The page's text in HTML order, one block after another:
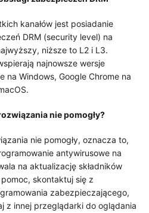
kanałów jest posiadanie
DRM (security level) na
niższe to L2 i L3.
najnowsze wersje
na Windows, Google Chrome na
nie pomogły?
nie pomogły, oznacza to,
antywirusowe na
na aktualizację składników
skontaktuj się z
zabezpieczającego,
z innej przeglądarki do oglądania